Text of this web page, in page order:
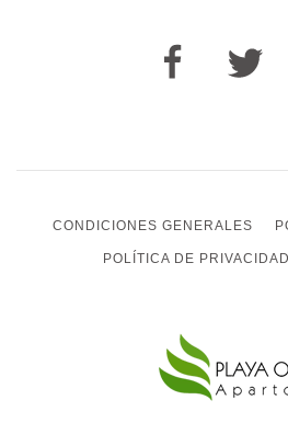
CONDICIONES GENERALES
POLÍTICA DE PRIVACIDAD